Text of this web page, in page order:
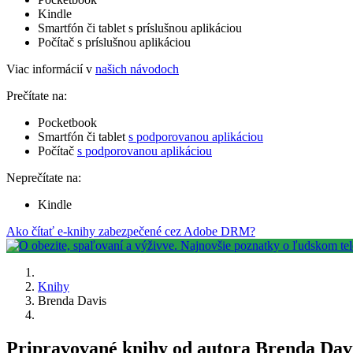
Kindle
Smartfón či tablet s príslušnou aplikáciou
Počítač s príslušnou aplikáciou
Viac informácií v našich návodoch
Prečítate na:
Pocketbook
Smartfón či tablet s podporovanou aplikáciou
Počítač s podporovanou aplikáciou
Neprečítate na:
Kindle
Ako čítať e-knihy zabezpečené cez Adobe DRM?
Knihy
Brenda Davis
Pripravované knihy od autora Brenda